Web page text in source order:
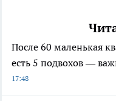
После 60 маленькая
есть 5 подвохов —
17:48